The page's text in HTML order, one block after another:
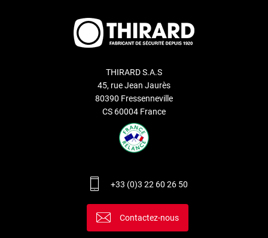
THIRARD S.A.S
45, rue Jean Jaurès
80390 Fressenneville
CS 60004 France
+33 (0)3 22 60 26 50
Contactez-nous